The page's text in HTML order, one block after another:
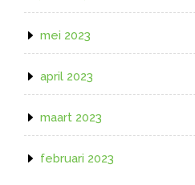
mei 2023
april 2023
maart 2023
februari 2023